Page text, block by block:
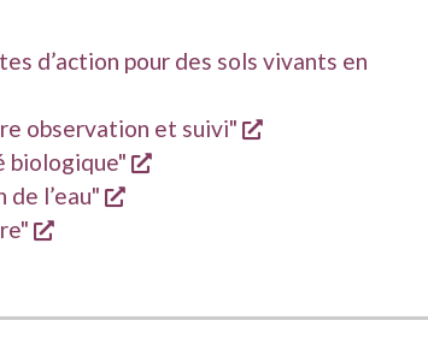
d’action pour des sols vivants en
venster
observation et suivi"
opent een
biologique"
opent een nieuw venster
de l’eau"
opent een nieuw venster
opent een nieuw venster